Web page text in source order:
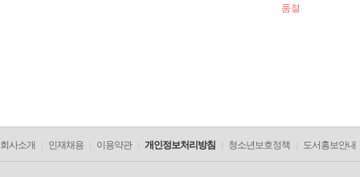
품절
회사소개 인재채용 이용약관 개인정보처리방침 청소년보호정책 도서홍보안내